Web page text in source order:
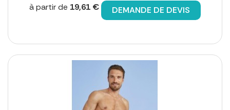
à partir de 19,61 € DEMANDE DE DEVIS